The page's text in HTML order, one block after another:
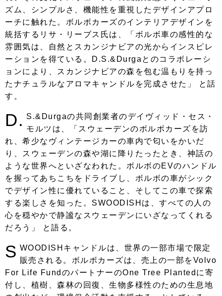
ズム、シンプルさ、機能性を重視したデザインアプロ
ーチに触れた。ボルボカーズのインテリアデザインを
統括するリサ・リーブス氏は、「ボルボ車の感性的な
雰囲気は、自然とスカンジナビアの光からインスピレ
ーションを得ている。D.S.&Durgaとのコラボレーシ
ョンにより、スカンジナビアの森を包む温もりを持っ
たナチュラルなアロマキャンドルを完成させた」 と話
す。
D. S.&Durgaの共同創業者のデイヴィッド・セス・
モルツは、「スウェーデンのボルボカーズを訪
れ、希少なヴィンテージカーの車内で匂いをかいだ
り、スウェーデンの森や湖に降りたったとき、神話の
ような世界へといざなわれた。ボルボのEVのハンドル
を握ってあちこちをドライブし、ボルボの車がシック
でデザイン性に優れていること、そしてこの車で探索
する楽しさを知った。SWOODISHは、すべての人の
心を穏やかで静謐なスウェーデンにいざなってくれる
だろう」 と語る。
S WOODISHキャンドルは、世界の一部市場で限定
販売される。ボルボカーズは、売上の一部をVolvo
For Life FundのパートナーのOne Tree Plantedに寄
付し、植樹、森林の回復、生物多様性のための生息地